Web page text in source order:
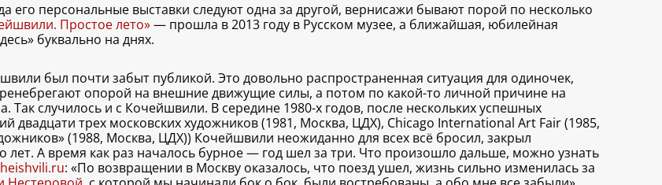
его персональные выставки следуют одна за другой, вернисажи бывают порой по несколько
Простое лето»— прошла в 2013 году в Русском музее, а ближайшая, юбилейная
буквально на днях.
был почти забыт публикой. Это довольно распространенная ситуация для одиночек,
опорой на внешние движущие силы, а потом по какой-то личной причине на
случилось и с Кочейшвили. В середине 1980-х годов, после нескольких успешных
двадцати трех московских художников (1981, Москва, ЦДХ), Chicago International Art Fair (1985,
(1988, Москва, ЦДХ)) Кочейшвили неожиданно для всех всё бросил, закрыл
лет. А время как раз началось бурное — год шел за три. Что произошло дальше, можно узнать
: «По возвращении в Москву оказалось, что поезд ушел, жизнь сильно изменилась за